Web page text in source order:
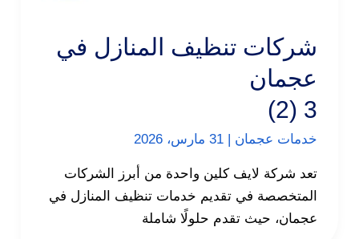
شركات تنظيف المنازل في
عجمان
3 (2)
خدمات عجمان 31 مارس، 2026
تعد شركة لايف كلين واحدة من أبرز الشركات
المتخصصة في تقديم خدمات تنظيف المنازل في
عجمان، حيث تقدم حلولًا شاملة